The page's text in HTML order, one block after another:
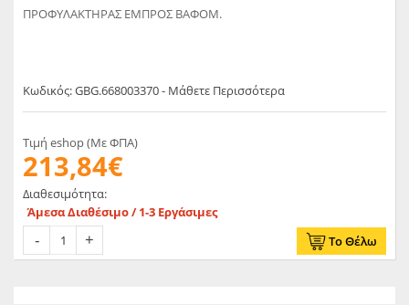
ΠΡΟΦΥΛΑΚΤΗΡΑΣ ΕΜΠΡΟΣ ΒΑΦΟΜ.
Κωδικός: GBG.668003370 - Μάθετε Περισσότερα
Τιμή eshop (Με ΦΠΑ)
213,84€
Διαθεσιμότητα:
Άμεσα Διαθέσιμο / 1-3 Εργάσιμες
Το Θέλω